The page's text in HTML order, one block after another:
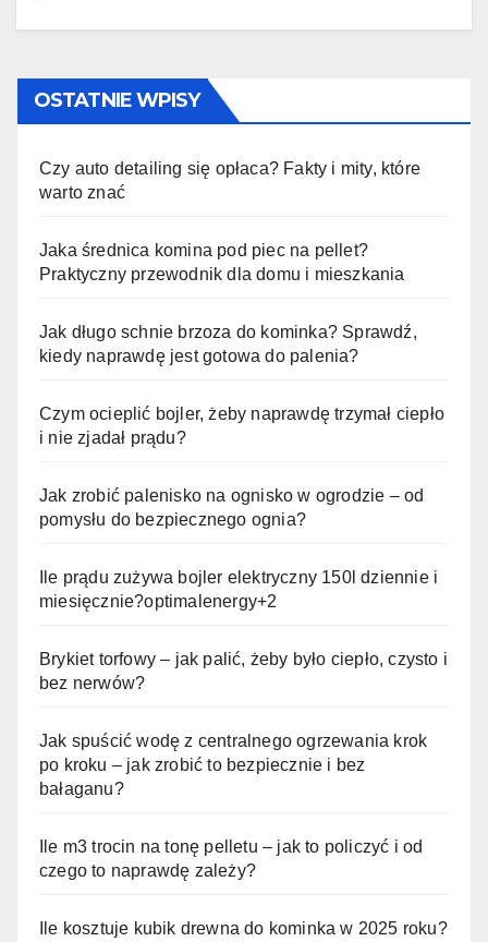
OSTATNIE WPISY
Czy auto detailing się opłaca? Fakty i mity, które
warto znać
Jaka średnica komina pod piec na pellet?
Praktyczny przewodnik dla domu i mieszkania
Jak długo schnie brzoza do kominka? Sprawdź,
kiedy naprawdę jest gotowa do palenia?
Czym ocieplić bojler, żeby naprawdę trzymał ciepło
i nie zjadał prądu?
Jak zrobić palenisko na ognisko w ogrodzie – od
pomysłu do bezpiecznego ognia?
Ile prądu zużywa bojler elektryczny 150l dziennie i
miesięcznie?optimalenergy+2
Brykiet torfowy – jak palić, żeby było ciepło, czysto i
bez nerwów?
Jak spuścić wodę z centralnego ogrzewania krok
po kroku – jak zrobić to bezpiecznie i bez
bałaganu?
Ile m3 trocin na tonę pelletu – jak to policzyć i od
czego to naprawdę zależy?
Ile kosztuje kubik drewna do kominka w 2025 roku?